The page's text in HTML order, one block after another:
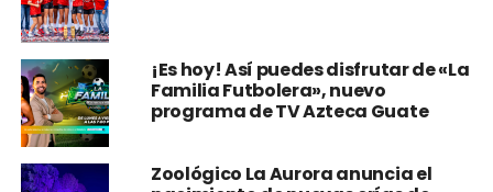
¡Es hoy! Así puedes disfrutar de «La
Familia Futbolera», nuevo
programa de TV Azteca Guate
Zoológico La Aurora anuncia el